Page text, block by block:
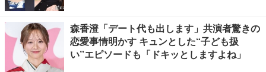
森香澄「デート代も出します」共演者驚きの
恋愛事情明かす キュンとした“子ども扱
い”エピソードも「ドキッとしますよね」